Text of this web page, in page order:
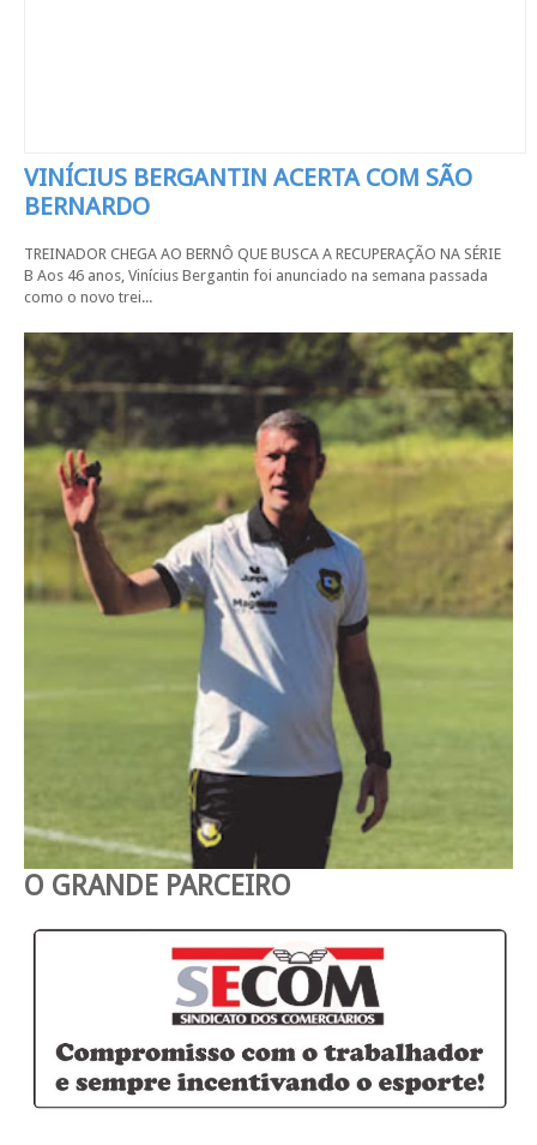
VINÍCIUS BERGANTIN ACERTA COM SÃO
BERNARDO
TREINADOR CHEGA AO BERNÔ QUE BUSCA A RECUPERAÇÃO NA SÉRIE
B Aos 46 anos, Vinícius Bergantin foi anunciado na semana passada
como o novo trei...
O GRANDE PARCEIRO